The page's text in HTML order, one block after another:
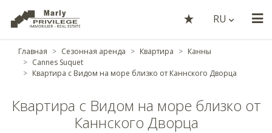
RU
Главная Сезонная аренда Квартира
Канны
Cannes Suquet
Квартира с Видом на море близко от Каннского Дворца
Квартира с Видом на море близко от
Каннского Дворца